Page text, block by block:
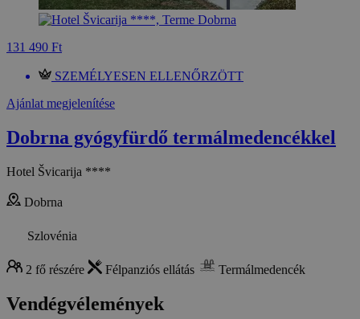
131 490 Ft
SZEMÉLYESEN ELLENŐRZÖTT
Ajánlat megjelenítése
Dobrna gyógyfürdő termálmedencékkel
Hotel Švicarija ****
Dobrna
Szlovénia
2 fő részére Félpanziós ellátás Termálmedencék
Vendégvélemények